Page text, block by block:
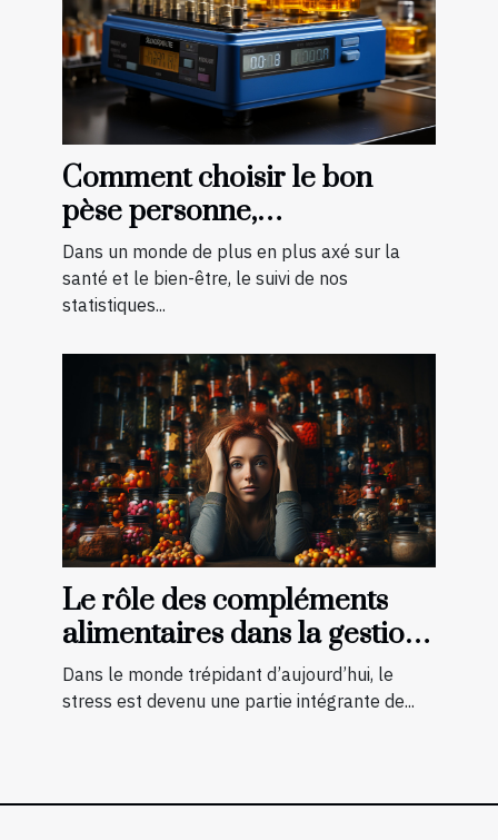
Comment choisir le bon
pèse personne,
impédancemètre et balance
pour vos besoins
Dans un monde de plus en plus axé sur la
santé et le bien-être, le suivi de nos
statistiques...
Le rôle des compléments
alimentaires dans la gestion
du stress
Dans le monde trépidant d’aujourd’hui, le
stress est devenu une partie intégrante de...